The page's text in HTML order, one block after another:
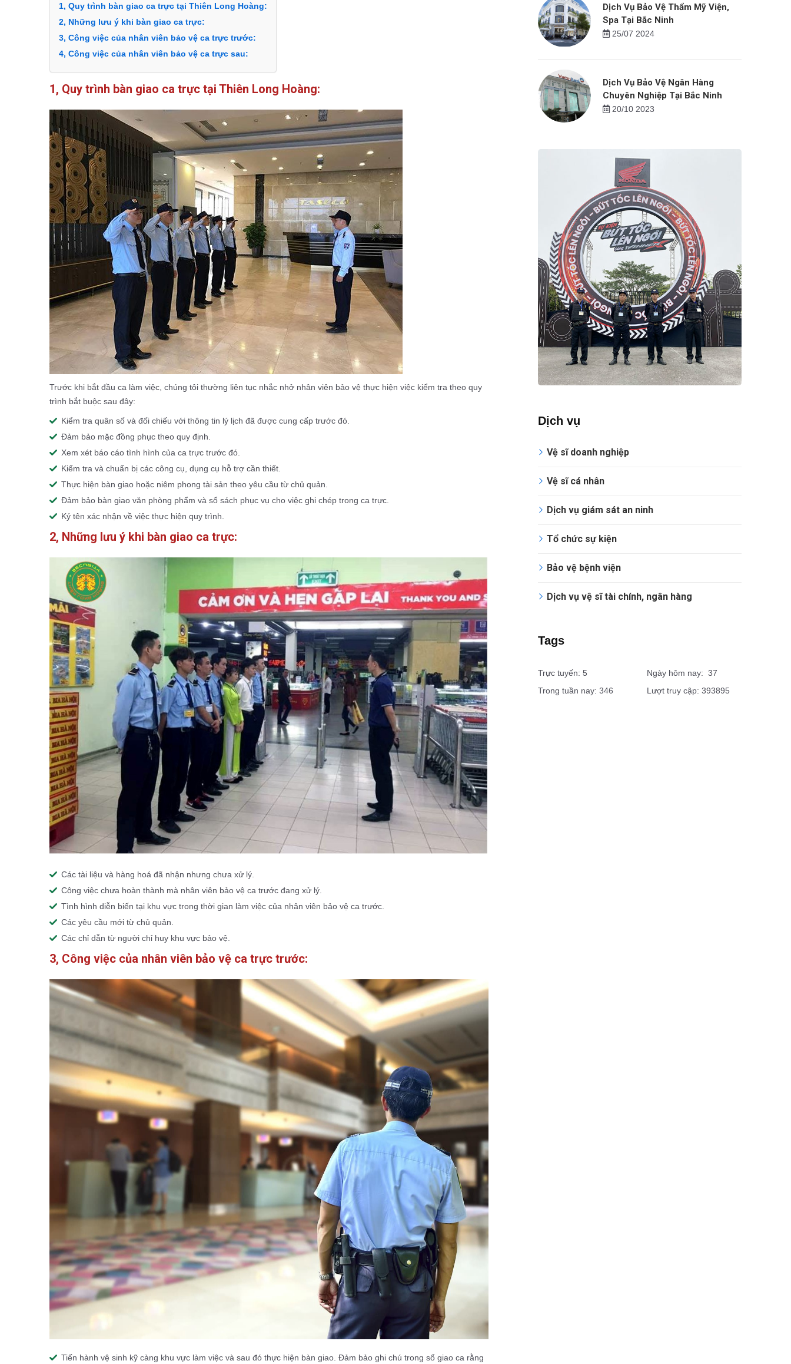
1, Quy trình bàn giao ca trực tại Thiên Long Hoàng:
2, Những lưu ý khi bàn giao ca trực:
3, Công việc của nhân viên bảo vệ ca trực trước:
4, Công việc của nhân viên bảo vệ ca trực sau:
1, Quy trình bàn giao ca trực tại Thiên Long Hoàng:
Trước khi bắt đầu ca làm việc, chúng tôi thường liên tục nhắc nhở nhân viên bảo vệ thực hiện việc kiểm tra theo quy
trình bắt buộc sau đây:
Kiểm tra quân số và đối chiếu với thông tin lý lịch đã được cung cấp trước đó.
Đảm bảo mặc đồng phục theo quy định.
Xem xét báo cáo tình hình của ca trực trước đó.
Kiểm tra và chuẩn bị các công cụ, dụng cụ hỗ trợ cần thiết.
Thực hiện bàn giao hoặc niêm phong tài sản theo yêu cầu từ chủ quản.
Đảm bảo bàn giao văn phòng phẩm và sổ sách phục vụ cho việc ghi chép trong ca trực.
Ký tên xác nhận về việc thực hiện quy trình.
2, Những lưu ý khi bàn giao ca trực:
Các tài liệu và hàng hoá đã nhận nhưng chưa xử lý.
Công việc chưa hoàn thành mà nhân viên bảo vệ ca trước đang xử lý.
Tình hình diễn biến tại khu vực trong thời gian làm việc của nhân viên bảo vệ ca trước.
Các yêu cầu mới từ chủ quản.
Các chỉ dẫn từ người chỉ huy khu vực bảo vệ.
3, Công việc của nhân viên bảo vệ ca trực trước:
Tiến hành vệ sinh kỹ càng khu vực làm việc và sau đó thực hiện bàn giao. Đảm bảo ghi chú trong sổ giao ca rằng
Dịch Vụ Bảo Vệ Thẩm Mỹ Viện,
Spa Tại Bắc Ninh
25/07 2024
Dịch Vụ Bảo Vệ Ngân Hàng
Chuyên Nghiệp Tại Bắc Ninh
20/10 2023
Dịch vụ
Vệ sĩ doanh nghiệp
Vệ sĩ cá nhân
Dịch vụ giám sát an ninh
Tổ chức sự kiện
Bảo vệ bệnh viện
Dịch vụ vệ sĩ tài chính, ngân hàng
Tags
Trực tuyến: 5
Ngày hôm nay: 37
Trong tuần nay: 346
Lượt truy cập: 393895